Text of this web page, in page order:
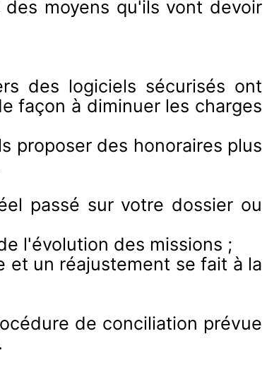
moyens qu'ils vont devoir
des logiciels sécurisés ont
façon à diminuer les charges
proposer des honoraires plus
passé sur votre dossier ou
l'évolution des missions ;
et un réajustement se fait à la
de conciliation prévue